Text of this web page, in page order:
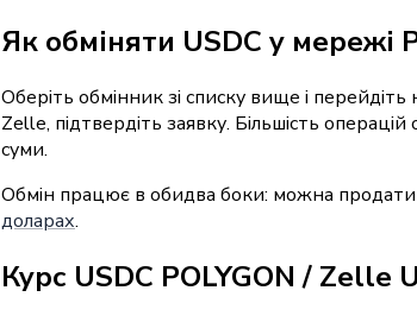
Як обміняти USDC у
Оберіть обмінник зі списку вище і
Zelle, підтвердіть заявку. Більшість
суми.
Обмін працює в обидва боки: можна
доларах.
Курс USDC POLYGON / Zelle